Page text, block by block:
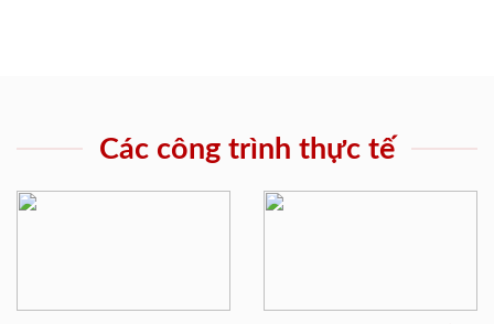
Các công trình thực tế